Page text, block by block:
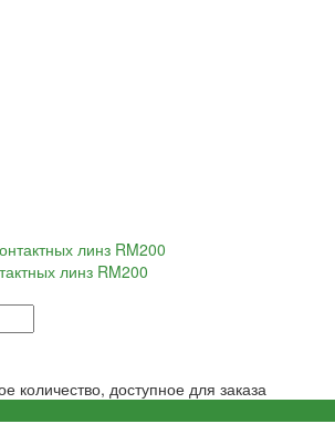
линз RM200
количество, доступное для заказа